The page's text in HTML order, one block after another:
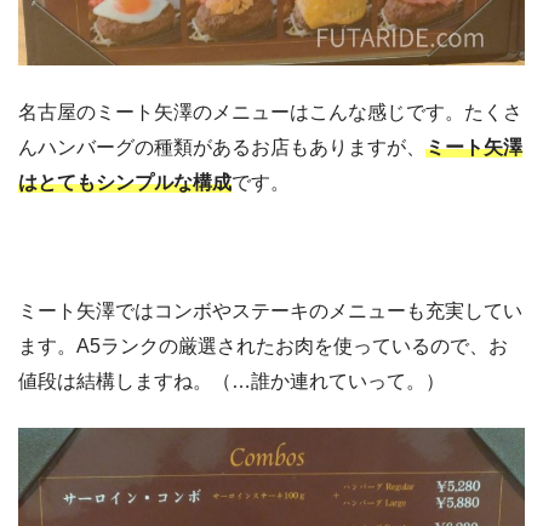
名古屋のミート矢澤のメニューはこんな感じです。たくさ
んハンバーグの種類があるお店もありますが、 ミート矢澤
はとてもシンプルな構成です。
ミート矢澤ではコンボやステーキのメニューも充実してい
ます。A5ランクの厳選されたお肉を使っているので、お
値段は結構しますね。（…誰か連れていって。）